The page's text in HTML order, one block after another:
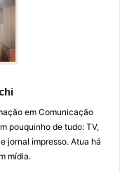
em Comunicação
pouquinho de tudo: TV,
jornal impresso. Atua há
mídia.